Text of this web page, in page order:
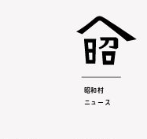
昭和村
ニュース